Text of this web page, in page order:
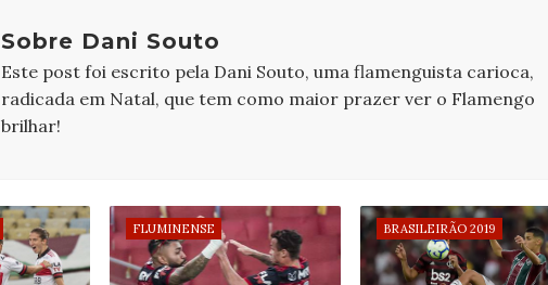
Sobre Dani Souto
Este post foi escrito pela Dani Souto, uma flamenguista carioca,
radicada em Natal, que tem como maior prazer ver o Flamengo
brilhar!
FLUMINENSE BRASILEIRÃO 2019